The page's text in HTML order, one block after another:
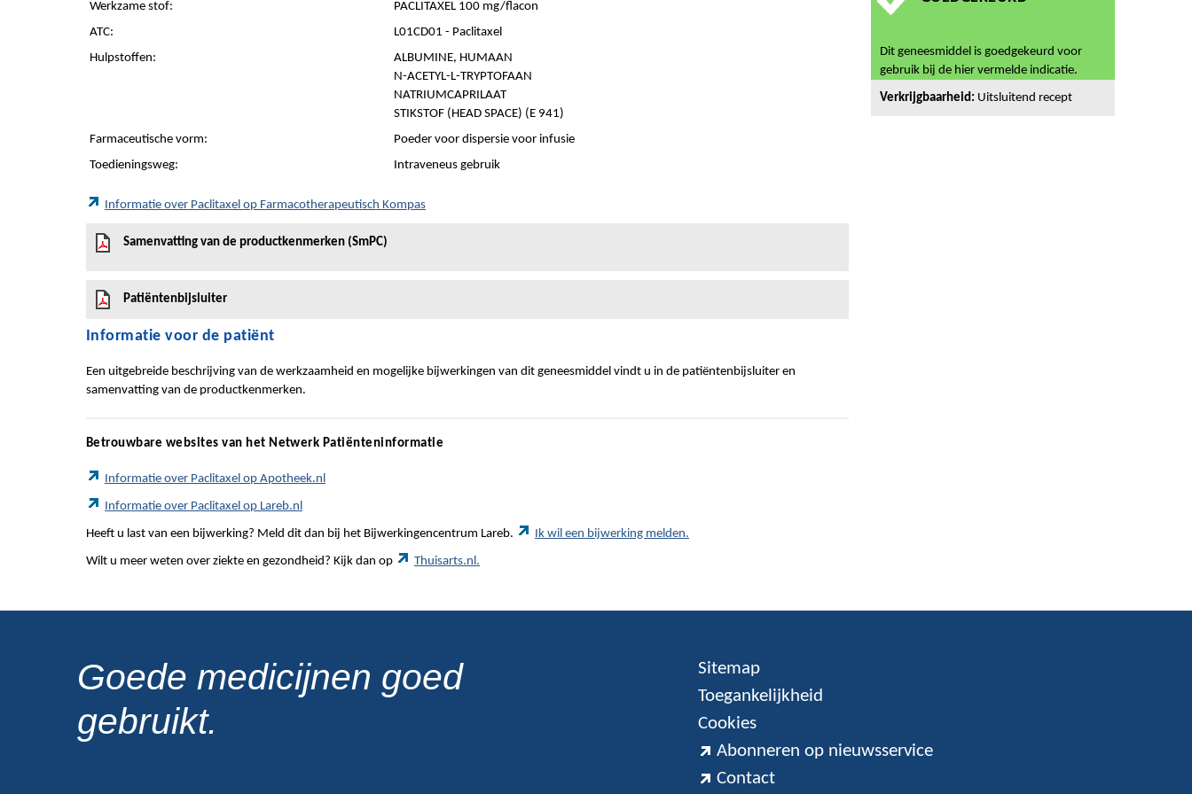
Werkzame stof:
PACLITAXEL 100 mg/flacon
ATC:
L01CD01 - Paclitaxel
Hulpstoffen:
ALBUMINE, HUMAAN
N-ACETYL-L-TRYPTOFAAN
NATRIUMCAPRILAAT
STIKSTOF (HEAD SPACE) (E 941)
Farmaceutische vorm:
Poeder voor dispersie voor infusie
Toedieningsweg:
Intraveneus gebruik
Informatie over Paclitaxel op Farmacotherapeutisch Kompas
Samenvatting van de productkenmerken (SmPC)
Patiëntenbijsluiter
Informatie voor de patiënt
Een uitgebreide beschrijving van de werkzaamheid en mogelijke bijwerkingen van dit geneesmiddel vindt u in de patiëntenbijsluiter en
samenvatting van de productkenmerken.
Betrouwbare websites van het Netwerk Patiënteninformatie
Informatie over Paclitaxel op Apotheek.nl
Informatie over Paclitaxel op Lareb.nl
Heeft u last van een bijwerking? Meld dit dan bij het Bijwerkingencentrum Lareb. Ik wil een bijwerking melden.
Wilt u meer weten over ziekte en gezondheid? Kijk dan op Thuisarts.nl.
Dit geneesmiddel is goedgekeurd voor
gebruik bij de hier vermelde indicatie.
Verkrijgbaarheid: Uitsluitend recept
Goede medicijnen goed
gebruikt.
Sitemap
Toegankelijkheid
Cookies
Abonneren op nieuwsservice
Contact